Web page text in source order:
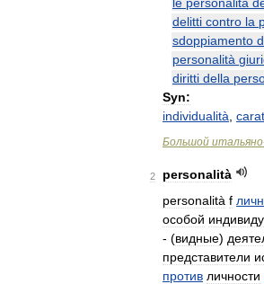
delitti contro la
sdoppiamento
personalità
diritti della
Syn:
individualità
Большой итальяно
2
personalità
personalità f
особой
- (видные)
представители
против личности